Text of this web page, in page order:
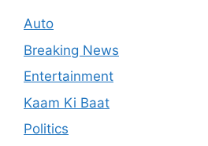
Auto
Breaking News
Entertainment
Kaam Ki Baat
Politics